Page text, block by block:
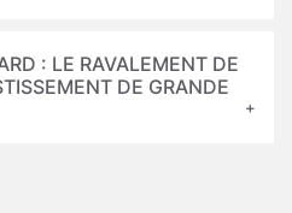
: LE RAVALEMENT DE
DE GRANDE